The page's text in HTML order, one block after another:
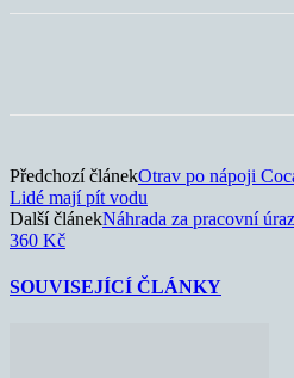
Předchozí článekOtrav po nápoji
Lidé mají pít vodu
Další článekNáhrada za pracovní
360 Kč
SOUVISEJÍCÍ ČLÁNKY